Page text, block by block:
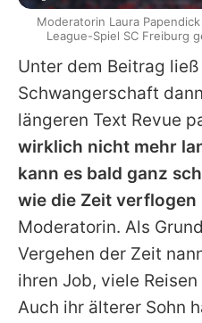
Unter dem Beitrag ließ
Schwangerschaft
längeren Text Revue
wirklich nicht mehr
kann es bald ganz
wie die Zeit verflogen
Moderatorin. Als
Vergehen der Zeit
ihren Job, viele
Auch ihr älterer Sohn
Moderatorin Laura
League-Spiel SC Freiburg